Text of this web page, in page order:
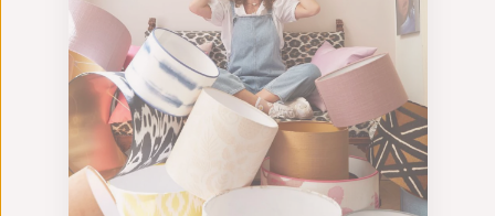
Cadeaubon
Shop
Over ons
Het bureau
Contact